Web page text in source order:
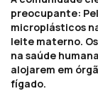
preocupante:
microplásticos
leite materno.
na saúde
alojarem em
fígado.